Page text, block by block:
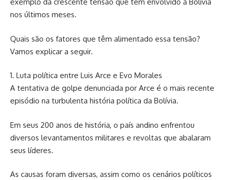
nos últimos meses.
Quais são os fatores que têm alimentado essa tensão?
Vamos explicar a seguir.
1. Luta política entre Luis Arce e Evo Morales
A tentativa de golpe denunciada por Arce é o mais recente
episódio na turbulenta história política da Bolívia.
Em seus 200 anos de história, o país andino enfrentou
diversos levantamentos militares e revoltas que abalaram
seus líderes.
As causas foram diversas, assim como os cenários políticos